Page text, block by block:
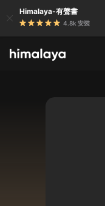
Himalaya-有聲書
4.8k 安裝